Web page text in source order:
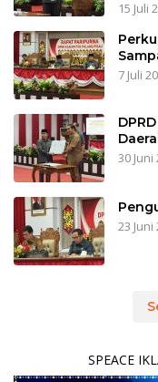
15 Juli
7 Juli
30 Juni
23 Juni